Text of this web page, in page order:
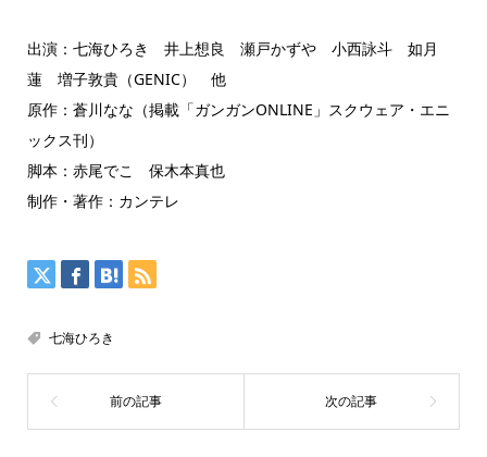
出演：七海ひろき 井上想良 瀬戸かずや 小西詠斗 如月
蓮 増子敦貴（GENIC） 他
原作：蒼川なな（掲載「ガンガンONLINE」スクウェア・エニ
ックス刊）
脚本：赤尾でこ 保木本真也
制作・著作：カンテレ
七海ひろき